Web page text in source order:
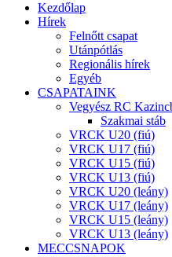
Kezdőlap
Hírek
Felnőtt csapat
Utánpótlás
Regionális hírek
Egyéb
CSAPATAINK
Vegyész RC
Szakmai stáb
VRCK U20 (fiú)
VRCK U17 (fiú)
VRCK U15 (fiú)
VRCK U13 (fiú)
VRCK U20 (leány)
VRCK U17 (leány)
VRCK U15 (leány)
VRCK U13 (leány)
MECCSNAPOK